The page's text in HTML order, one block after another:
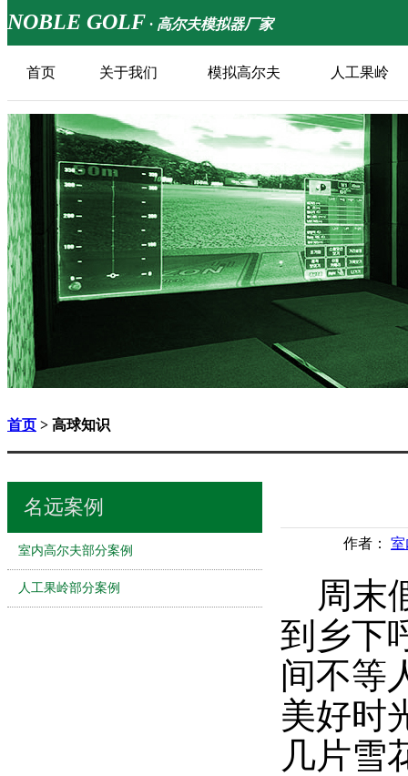
NOBLE GOLF · 高尔夫模拟器厂家
首页 关于我们 模拟高尔夫 人工果岭
首页 > 高球知识
名远案例
室内高尔夫部分案例
人工果岭部分案例
作者： 室
周末
到乡下
间不等
美好时
几片雪